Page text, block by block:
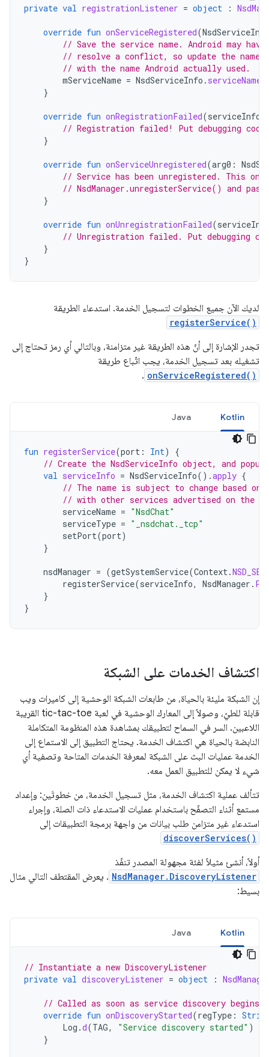
private val registrationListener = object :
override fun onServiceRegistered(NsdServiceInfo
// Save the service name. Android may
// resolve a conflict, so update the name
// with the name Android actually used.
mServiceName = NsdServiceInfo . serviceName
}
override fun onRegistrationFailed(serviceInfo
// Registration failed! Put debugging code
}
override fun onServiceUnregistered(arg0 :
// Service has been unregistered. This only
// NsdManager.unregisterService() and
}
override fun onUnregistrationFailed(
// Unregistration failed. Put debugging
}
}
لديك الآن جميع الخطوات لتسجيل الخدمة. استدعاء الطريقة
registerService()
تجدر الإشارة إلى أنّ هذه الطريقة غير متزامنة، وبالتالي أي رمز تحتاج إلى
تشغيله بعد تسجيل الخدمة، يجب اتّباع طريقة
onServiceRegistered()
.
Kotlin
Java
fun registerService(port : Int)
{
// Create the NsdServiceInfo object, and
val serviceInfo = NsdServiceInfo().apply {
// The name is subject to change based
// with other services advertised on the
serviceName = "NsdChat"
serviceType = "_nsdchat._tcp"
setPort(port)
}
nsdManager = (getSystemService(Context.
registerService(serviceInfo, NsdManager .
}
}
اكتشاف الخدمات على الشبكة
إن الشبكة مليئة بالحياة، من طابعات الشبكة الوحشية إلى كاميرات ويب
قابلة للطيّ، وصولاً إلى المعارك الوحشية في لعبة tic-tac-toe القريبة
اللاعبين. السر في السماح لتطبيقك بمشاهدة هذه المنظومة المتكاملة
النابضة بالحياة هي اكتشاف الخدمة. يحتاج التطبيق إلى الاستماع إلى
الخدمة عمليات البث على الشبكة لمعرفة الخدمات المتاحة وتصفية أي
شيء لا يمكن للتطبيق العمل معه.
تتألف عملية اكتشاف الخدمة، مثل تسجيل الخدمة، من خطوتَين: وإعداد
مستمع أثناء التصفّح باستخدام عمليات الاستدعاء ذات الصلة، وإجراء
استدعاء غير متزامن طلب بيانات من واجهة برمجة التطبيقات إلى
discoverServices()
أولاً، أنشئ مثيلاً لفئة مجهولة المصدر تنفّذ
NsdManager.DiscoveryListener . يعرض المقتطف التالي مثال
بسيط:
Kotlin
Java
// Instantiate a new DiscoveryListener
private val discoveryListener = object :
// Called as soon as service discovery begins.
override fun onDiscoveryStarted(regType :
Log .d(TAG, "Service discovery started" )
}